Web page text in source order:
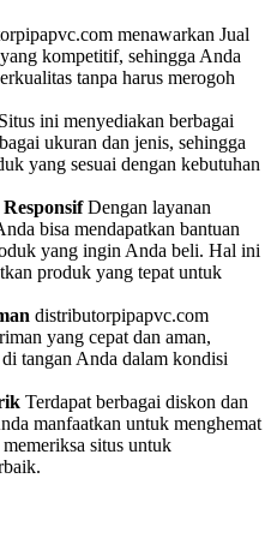
menawarkan Jual
kompetitif, sehingga Anda
tanpa harus merogoh
Situs ini menyediakan berbagai
ukuran dan jenis, sehingga
yang sesuai dengan kebutuhan
Dengan layanan
bisa mendapatkan bantuan
yang ingin Anda beli. Hal ini
produk yang tepat untuk
distributorpipapvc.com
yang cepat dan aman,
tangan Anda dalam kondisi
Terdapat berbagai diskon dan
manfaatkan untuk menghemat
situs untuk